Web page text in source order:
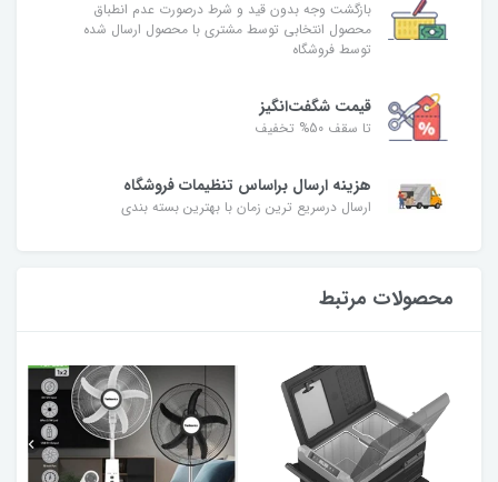
بازگشت وجه بدون قید و شرط درصورت عدم انطباق
محصول انتخابی توسط مشتری با محصول ارسال شده
توسط فروشگاه
قیمت شگفت‌انگیز
تا سقف 50% تخفیف
هزینه ارسال براساس تنظیمات فروشگاه
ارسال درسریع ترین زمان با بهترین بسته بندی
محصولات مرتبط